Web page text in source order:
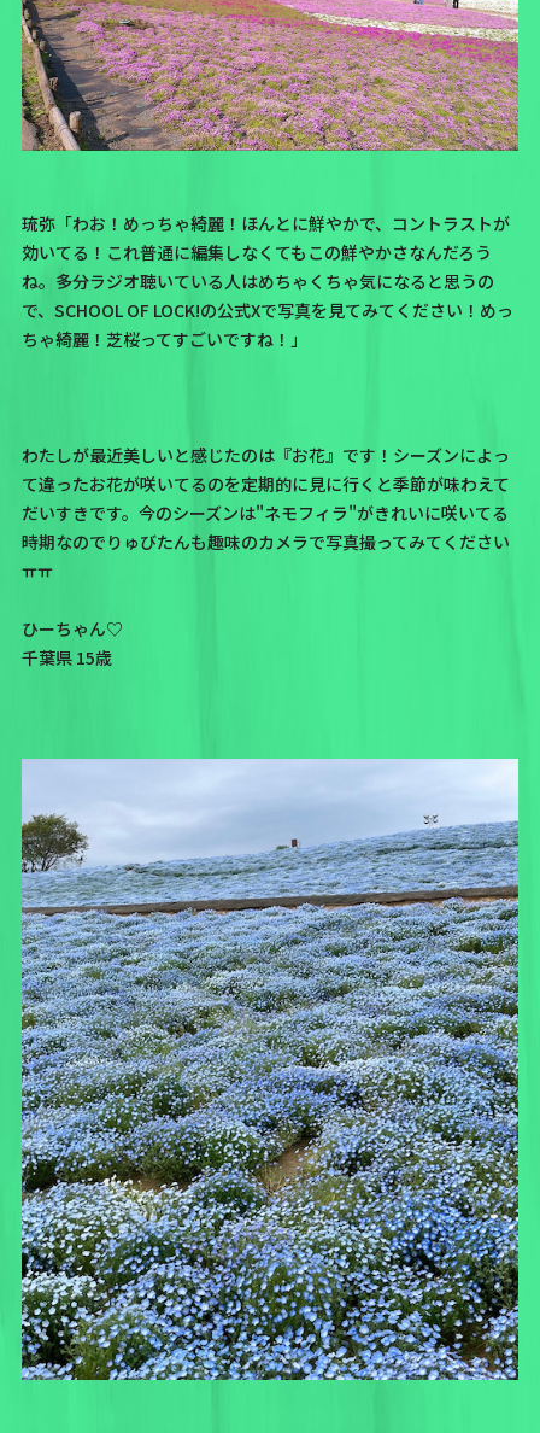
琉弥「わお！めっちゃ綺麗！ほんとに鮮やかで、コントラストが
効いてる！これ普通に編集しなくてもこの鮮やかさなんだろう
ね。多分ラジオ聴いている人はめちゃくちゃ気になると思うの
で、SCHOOL OF LOCK!の公式Xで写真を見てみてください！めっ
ちゃ綺麗！芝桜ってすごいですね！」
わたしが最近美しいと感じたのは『お花』です！シーズンによっ
て違ったお花が咲いてるのを定期的に見に行くと季節が味わえて
だいすきです。今のシーズンは"ネモフィラ"がきれいに咲いてる
時期なのでりゅびたんも趣味のカメラで写真撮ってみてください
ㅠㅠ
ひーちゃん♡
千葉県 15歳